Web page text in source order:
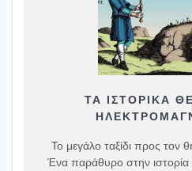
ΤΑ ΙΣΤΟΡΙΚΆ
Το μεγάλο ταξίδι προς τον
Ένα παράθυρο στην